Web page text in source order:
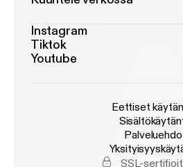
Instagram
Tiktok
Youtube
Eettiset
SSL-